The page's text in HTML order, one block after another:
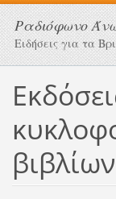
Ραδιόφωνο
Ειδήσεις για τα